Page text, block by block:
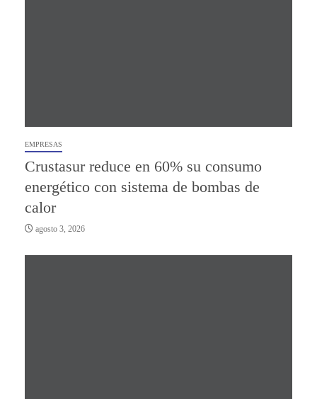
EMPRESAS
Crustasur reduce en 60% su consumo
energético con sistema de bombas de
calor
agosto 3, 2026